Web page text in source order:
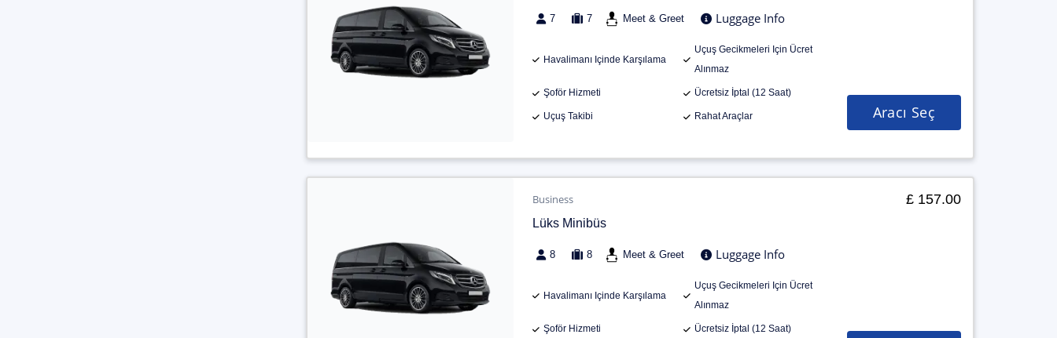
7 7 Meet & Greet Luggage Info
Havalimanı Içinde Karşılama
Uçuş Gecikmeleri Için Ücret
Alınmaz
Şoför Hizmeti Ücretsiz İptal (12 Saat)
Uçuş Takibi Rahat Araçlar Aracı Seç
Business
Lüks Minibüs
8 8 Meet & Greet Luggage Info
Havalimanı Içinde Karşılama
Uçuş Gecikmeleri Için Ücret
Alınmaz
Şoför Hizmeti Ücretsiz İptal (12 Saat)
£ 157.00